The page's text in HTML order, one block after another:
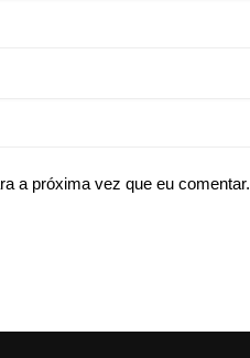
a próxima vez que eu comentar.